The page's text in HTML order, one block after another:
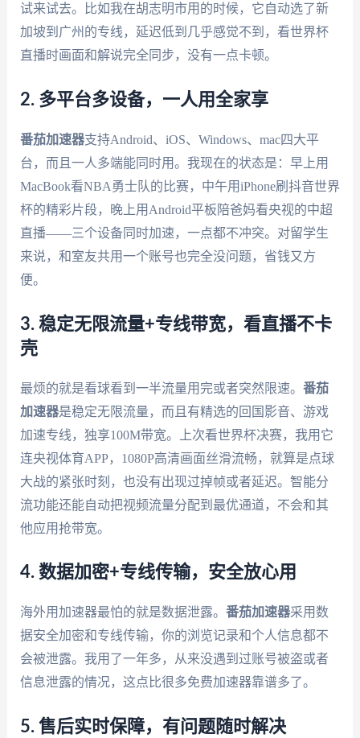
试来试去。比如我在胡志明市用的时候，它自动选了新
加坡到广州的专线，延迟低到几乎感觉不到，看世界杯
直播时画面和解说完全同步，没有一点卡顿。
2. 多平台多设备，一人用全家享
番茄加速器支持Android、iOS、Windows、mac四大平
台，而且一人多端能同时用。我现在的状态是：早上用
MacBook看NBA勇士队的比赛，中午用iPhone刷抖音世界
杯的精彩片段，晚上用Android平板陪爸妈看央视的中超
直播——三个设备同时加速，一点都不冲突。对留学生
来说，和室友共用一个账号也完全没问题，省钱又方
便。
3. 稳定无限流量+专线带宽，看直播不卡
壳
最烦的就是看球看到一半流量用完或者突然限速。 番茄
加速器是稳定无限流量，而且有精选的回国影音、游戏
加速专线，独享100M带宽。上次看世界杯决赛，我用它
连央视体育APP，1080P高清画面丝滑流畅，就算是点球
大战的紧张时刻，也没有出现过掉帧或者延迟。智能分
流功能还能自动把视频流量分配到最优通道，不会和其
他应用抢带宽。
4. 数据加密+专线传输，安全放心用
海外用加速器最怕的就是数据泄露。 番茄加速器采用数
据安全加密和专线传输，你的浏览记录和个人信息都不
会被泄露。我用了一年多，从来没遇到过账号被盗或者
信息泄露的情况，这点比很多免费加速器靠谱多了。
5. 售后实时保障，有问题随时解决